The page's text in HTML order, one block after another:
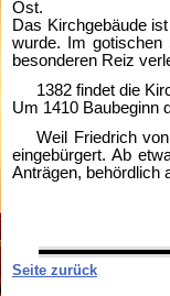
Ost.
Das Kirchgebäude
wurde. Im gotischen
besonderen Reiz
1382 findet die
Um 1410 Baubeginn
Weil Friedrich
eingebürgert. Ab
Anträgen, behördlich
Seite zurück